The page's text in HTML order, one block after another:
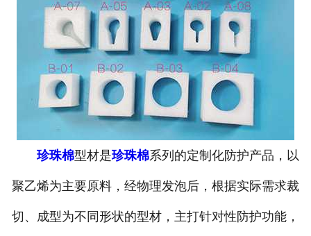
气柱卷
- 珍珠棉袋
气柱袋
珍珠棉型材
珍珠棉型材是珍珠棉系列的定制化防护产品，以
聚乙烯为主要原料，经物理发泡后，根据实际需求裁
切、成型为不同形状的型材，主打针对性防护功能，